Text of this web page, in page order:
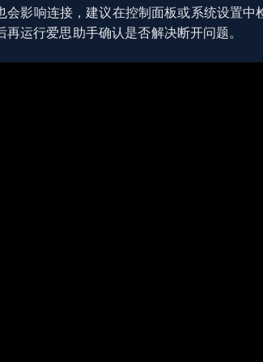
影响连接，建议在控制面板或系统设置中
运行爱思助手确认是否解决断开问题。